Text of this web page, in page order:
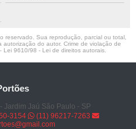
Sua reprodução, parcial ou total,
do autor. Crime de violação de
Lei 9610/98 - Lei de direitos autorais
Jaú São Paulo - SP
3154
(11) 96217-7263